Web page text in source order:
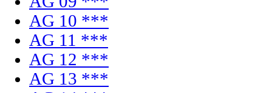
AG 10 ***
AG 11 ***
AG 12 ***
AG 13 ***